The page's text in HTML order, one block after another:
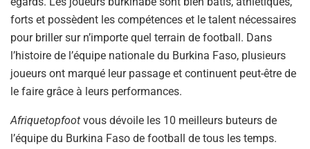
forts et possèdent les compétences et le talent nécessaires
pour briller sur n’importe quel terrain de football. Dans
l’histoire de l’équipe nationale du Burkina Faso, plusieurs
joueurs ont marqué leur passage et continuent peut-être de
le faire grâce à leurs performances.
Afriquetopfoot vous dévoile les 10 meilleurs buteurs de
l’équipe du Burkina Faso de football de tous les temps.